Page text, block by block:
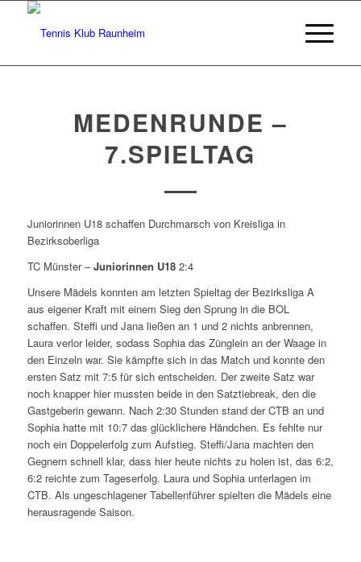
MEDENRUNDE –
7.SPIELTAG
Juniorinnen U18 schaffen Durchmarsch von Kreisliga in
Bezirksoberliga
TC Münster –Juniorinnen U182:4
Unsere Mädels konnten am letzten Spieltag der Bezirksliga A
aus eigener Kraft mit einem Sieg den Sprung in die BOL
schaffen. Steffi und Jana ließen an 1 und 2 nichts anbrennen,
Laura verlor leider, sodass Sophia das Zünglein an der Waage in
den Einzeln war. Sie kämpfte sich in das Match und konnte den
ersten Satz mit 7:5 für sich entscheiden. Der zweite Satz war
noch knapper hier mussten beide in den Satztiebreak, den die
Gastgeberin gewann. Nach 2:30 Stunden stand der CTB an und
Sophia hatte mit 10:7 das glücklichere Händchen. Es fehlte nur
noch ein Doppelerfolg zum Aufstieg. Steffi/Jana machten den
Gegnern schnell klar, dass hier heute nichts zu holen ist, das 6:2,
6:2 reichte zum Tageserfolg. Laura und Sophia unterlagen im
CTB. Als ungeschlagener Tabellenführer spielten die Mädels eine
herausragende Saison.